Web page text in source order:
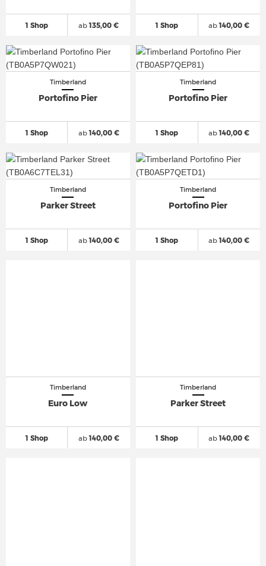
1 Shop ab135,00 € 1 Shop ab140,00 €
Timberland
Portofino Pier
1 Shop ab140,00 €
Timberland
Portofino Pier
1 Shop ab140,00 €
Timberland
Parker Street
1 Shop ab140,00 €
Timberland
Portofino Pier
1 Shop ab140,00 €
Timberland
Euro Low
1 Shop ab140,00 €
Timberland
Parker Street
1 Shop ab140,00 €